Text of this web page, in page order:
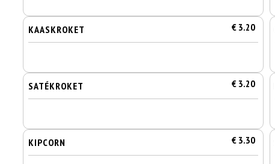
KAASKROKET € 3.20
SATÉKROKET € 3.20
KIPCORN € 3.30